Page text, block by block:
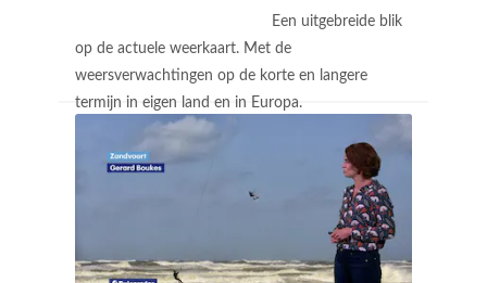
Een uitgebreide blik
op de actuele weerkaart. Met de
weersverwachtingen op de korte en langere
termijn in eigen land en in Europa.